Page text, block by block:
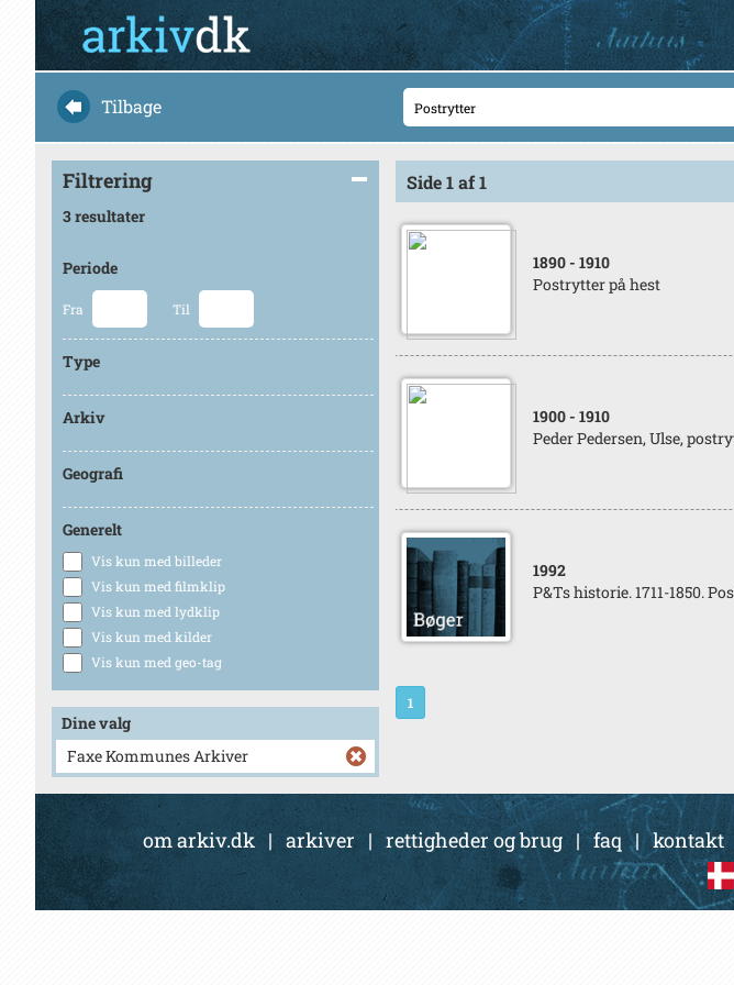
Tilbage
Filtrering
3 resultater
Periode
Fra Til
Type
Arkiv
Geografi
Generelt
Vis kun med billeder
Vis kun med filmklip
Vis kun med lydklip
Vis kun med kilder
Vis kun med geo-tag
Dine valg
Faxe Kommunes Arkiver
Side 1 af 1
1890 - 1910
Postrytter på hest
1900 - 1910
Peder Pedersen, Ulse,
1992
P&Ts historie. 1711-1850.
1
om arkiv.dk | arkiver| rettigheder og brug|faq |kontakt